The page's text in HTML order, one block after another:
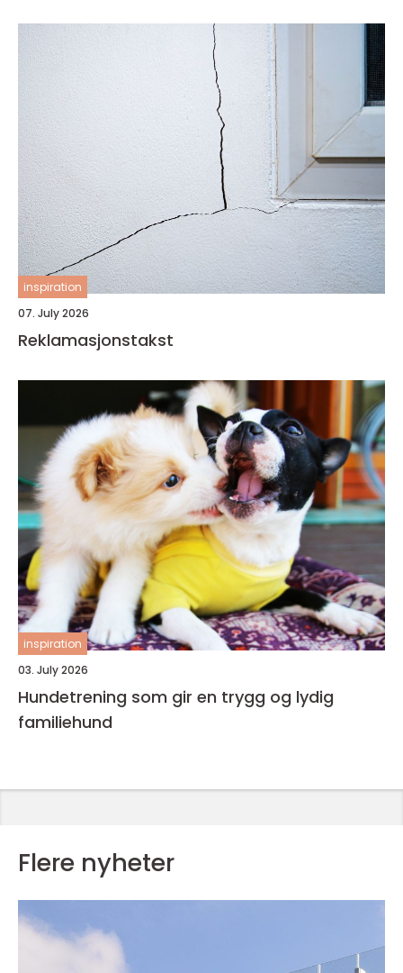
inspiration
07. July 2026
Reklamasjonstakst
inspiration
03. July 2026
Hundetrening som gir en trygg og lydig
familiehund
Flere nyheter